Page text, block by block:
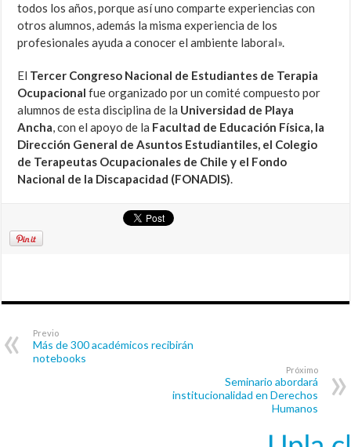
todos los años, porque así uno comparte experiencias con
otros alumnos, además la misma experiencia de los
profesionales ayuda a conocer el ambiente laboral».
El Tercer Congreso Nacional de Estudiantes de Terapia
Ocupacional fue organizado por un comité compuesto por
alumnos de esta disciplina de la Universidad de Playa
Ancha, con el apoyo de la Facultad de Educación Física, la
Dirección General de Asuntos Estudiantiles, el Colegio
de Terapeutas Ocupacionales de Chile y el Fondo
Nacional de la Discapacidad (FONADIS).
Previo
Más de 300 académicos recibirán
notebooks
Próximo
Seminario abordará
institucionalidad en Derechos
Humanos